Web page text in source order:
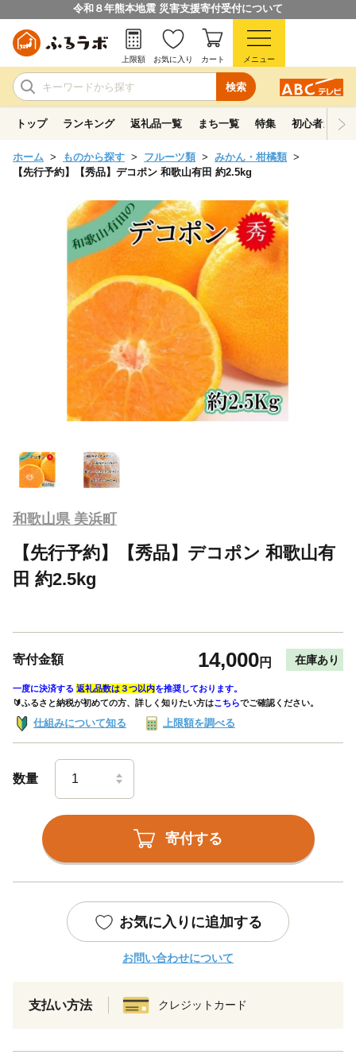
令和８年熊本地震 災害支援寄付受付について
検索
上限額 お気に入り カート メニュー
トップ ランキング 返礼品一覧 まち一覧 特集 初心者ガイド
ホーム ものから探す フルーツ類
みかん・柑橘類
【先行予約】【秀品】デコポン 和歌山有田 約2.5kg
和歌山県 美浜町
【先行予約】【秀品】デコポン 和歌山有
田 約2.5kg
寄付金額 14,000円 在庫あり
一度に決済する 返礼品数は３つ以内を推奨しております。
🔰ふるさと納税が初めての方、詳しく知りたい方はこちらでご確認ください。
仕組みについて知る 上限額を調べる
数量
寄付する
お気に入りに追加する
お問い合わせについて
支払い方法 クレジットカード